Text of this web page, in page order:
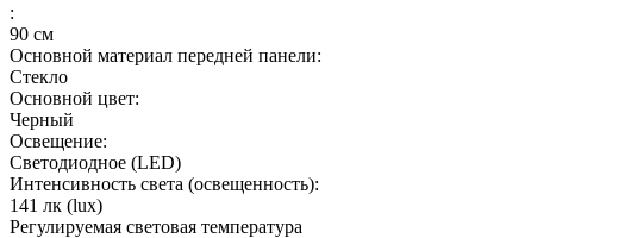
:
90 см
Основной материал передней панели:
Стекло
Основной цвет:
Черный
Освещение:
Светодиодное (LED)
Интенсивность света (освещенность):
141 лк (lux)
Регулируемая световая температура